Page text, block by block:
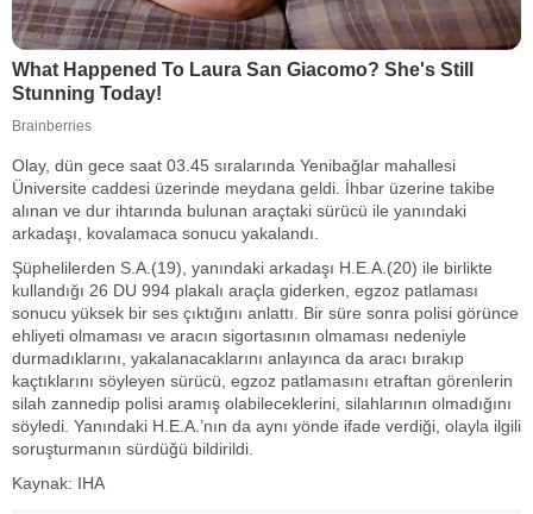
Olay, dün gece saat 03.45 sıralarında Yenibağlar mahallesi
Üniversite caddesi üzerinde meydana geldi. İhbar üzerine takibe
alınan ve dur ihtarında bulunan araçtaki sürücü ile yanındaki
arkadaşı, kovalamaca sonucu yakalandı.
Şüphelilerden S.A.(19), yanındaki arkadaşı H.E.A.(20) ile birlikte
kullandığı 26 DU 994 plakalı araçla giderken, egzoz patlaması
sonucu yüksek bir ses çıktığını anlattı. Bir süre sonra polisi görünce
ehliyeti olmaması ve aracın sigortasının olmaması nedeniyle
durmadıklarını, yakalanacaklarını anlayınca da aracı bırakıp
kaçtıklarını söyleyen sürücü, egzoz patlamasını etraftan görenlerin
silah zannedip polisi aramış olabileceklerini, silahlarının olmadığını
söyledi. Yanındaki H.E.A.’nın da aynı yönde ifade verdiği, olayla ilgili
soruşturmanın sürdüğü bildirildi.
Kaynak: IHA